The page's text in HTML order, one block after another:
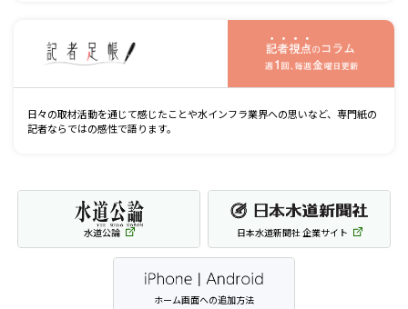
日々の取材活動を通じて感じたことや水インフラ業界への思いなど、専門紙の
記者ならではの感性で語ります。
水道公論 日本水道新聞社 企業サイト
ホーム画面への追加方法